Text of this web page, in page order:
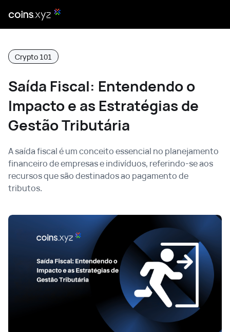
Crypto 101
Saída Fiscal: Entendendo o
Impacto e as Estratégias de
Gestão Tributária
A saída fiscal é um conceito essencial no planejamento
financeiro de empresas e indivíduos, referindo-se aos
recursos que são destinados ao pagamento de
tributos.